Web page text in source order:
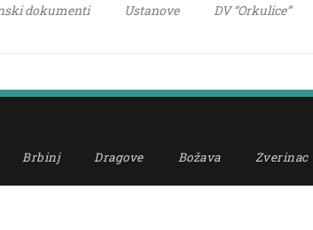
dokumenti Ustanove DV “Orkulice”
Brbinj Dragove Božava Zverinac